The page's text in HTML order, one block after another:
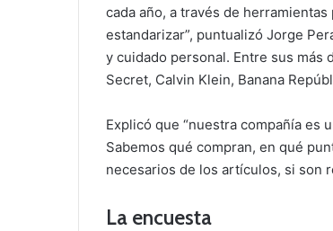
cada año, a través de
estandarizar”, puntualizó Jorge
y cuidado personal. Entre sus más
Secret, Calvin Klein, Banana
Explicó que “nuestra compañía es
Sabemos qué compran, en qué
necesarios de los artículos, si son
La encuesta